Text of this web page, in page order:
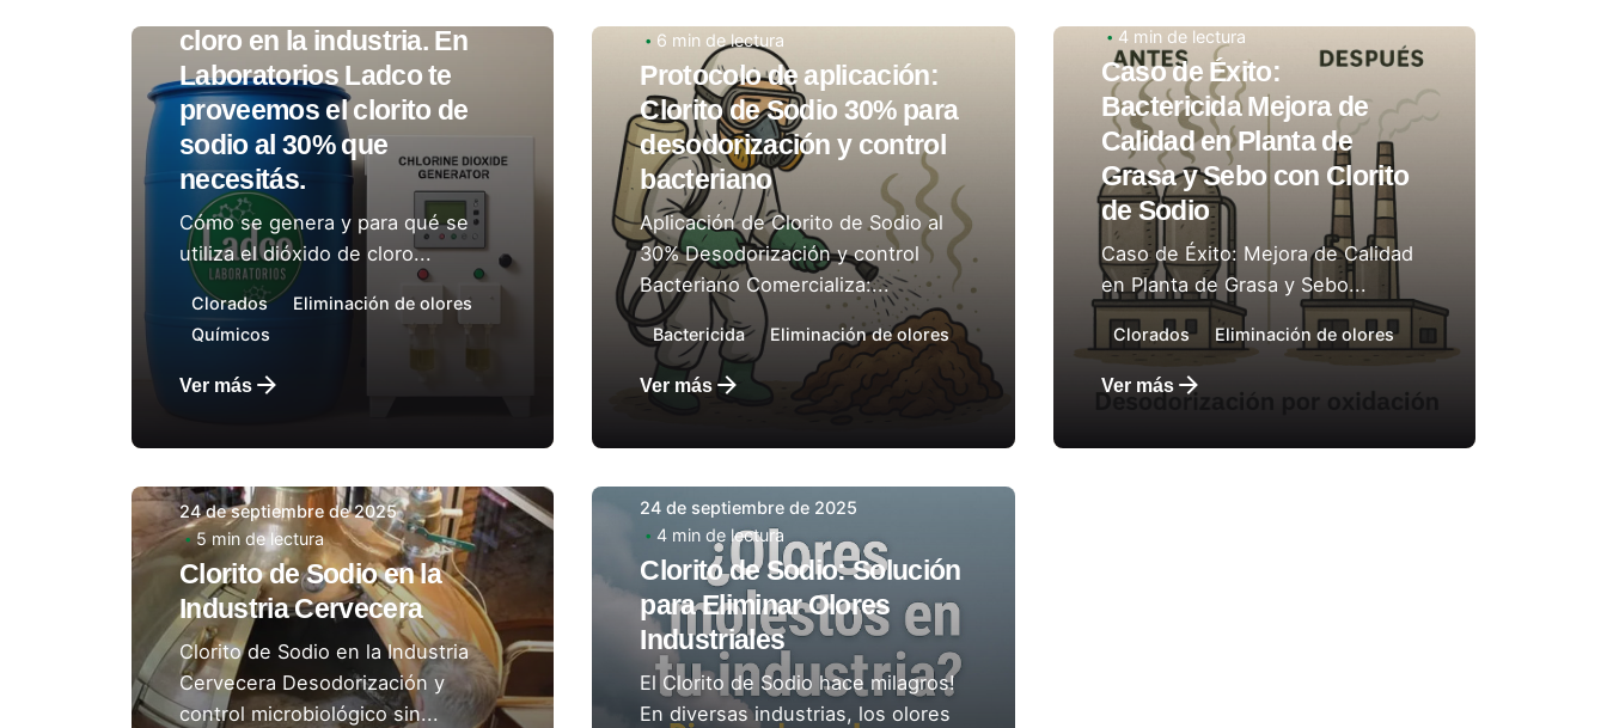
Autor:
Laboratorios Ladco
cloro en la industria. En
Laboratorios Ladco te
proveemos el clorito de
sodio al 30% que
necesitás.
Cómo se genera y para qué se
utiliza el dióxido de cloro...
Clorados
Eliminación de olores
Químicos
Ver más
Autor:
Laboratorios Ladco
6 min de lectura
Protocolo de aplicación:
Clorito de Sodio 30% para
desodorización y control
bacteriano
Aplicación de Clorito de Sodio al
30% Desodorización y control
Bacteriano Comercializa:...
Bactericida Eliminación de olores
Ver más
Autor:
Laboratorios Ladco
4 min de lectura
Caso de Éxito:
Bactericida Mejora de
Calidad en Planta de
Grasa y Sebo con Clorito
de Sodio
Caso de Éxito: Mejora de Calidad
en Planta de Grasa y Sebo...
Clorados Eliminación de olores
Ver más
Autor:
Laboratorios Ladco
24 de septiembre de 2025
5 min de lectura
Clorito de Sodio en la
Industria Cervecera
Clorito de Sodio en la Industria
Cervecera Desodorización y
control microbiológico sin...
Autor:
Laboratorios Ladco
24 de septiembre de 2025
4 min de lectura
Clorito de Sodio: Solución
para Eliminar Olores
Industriales
El Clorito de Sodio hace milagros!
En diversas industrias, los olores